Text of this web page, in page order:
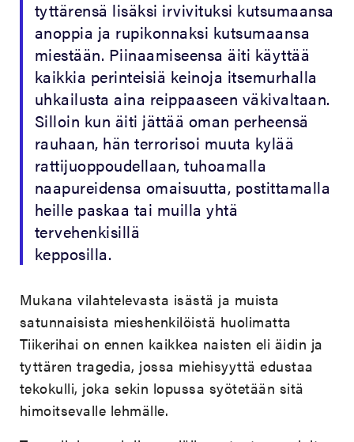
tyttärensä lisäksi irvivituksi kutsumaansa
anoppia ja rupikonnaksi kutsumaansa
miestään. Piinaamiseensa äiti käyttää
kaikkia perinteisiä keinoja itsemurhalla
uhkailusta aina reippaaseen väkivaltaan.
Silloin kun äiti jättää oman perheensä
rauhaan, hän terrorisoi muuta kylää
rattijuoppoudellaan, tuhoamalla
naapureidensa omaisuutta, postittamalla
heille paskaa tai muilla yhtä
tervehenkisillä
kepposilla.
Mukana vilahtelevasta isästä ja muista
satunnaisista mieshenkilöistä huolimatta
Tiikerihai on ennen kaikkea naisten eli äidin ja
tyttären tragedia, jossa miehisyyttä edustaa
tekokulli, joka sekin lopussa syötetään sitä
himoitsevalle lehmälle.